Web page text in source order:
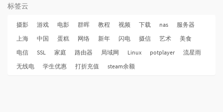
标签云
摄影 游戏 电影 群晖 教程 视频 下载 nas
服务器
上海
中国 蛋糕 网络 新年 闪电 摄信 艺术
美食
电信
SSL 家庭 路由器 局域网 Linux potplayer
流星雨
无线电
学生优惠 打折充值 steam余额